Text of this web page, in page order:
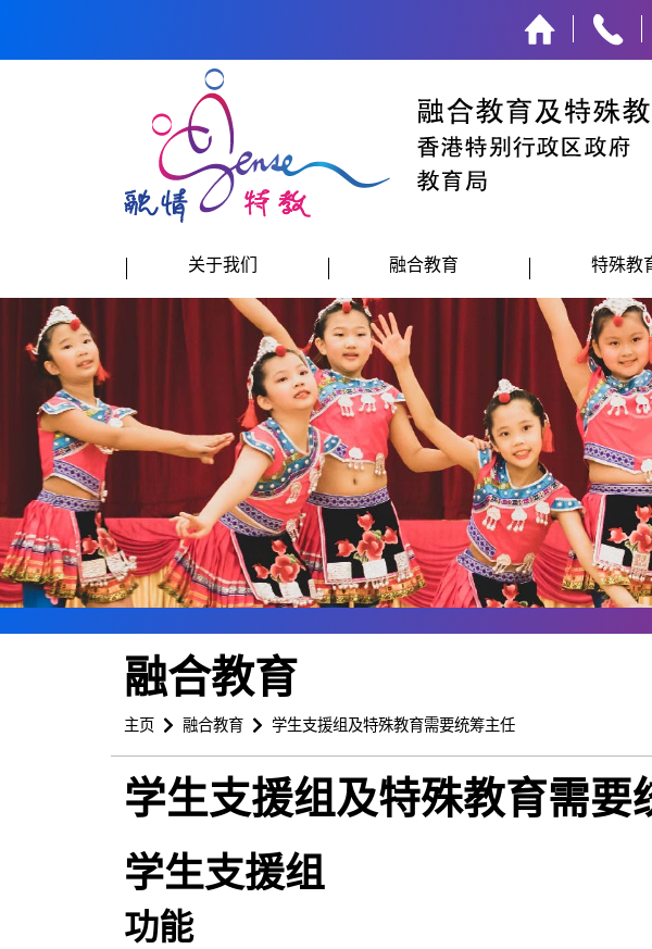
关于我们 融合教育 特殊教
融合教育
主页 融合教育 学生支援组及特殊教育需要统筹主任
学生支援组及特殊教育需要
学生支援组
功能